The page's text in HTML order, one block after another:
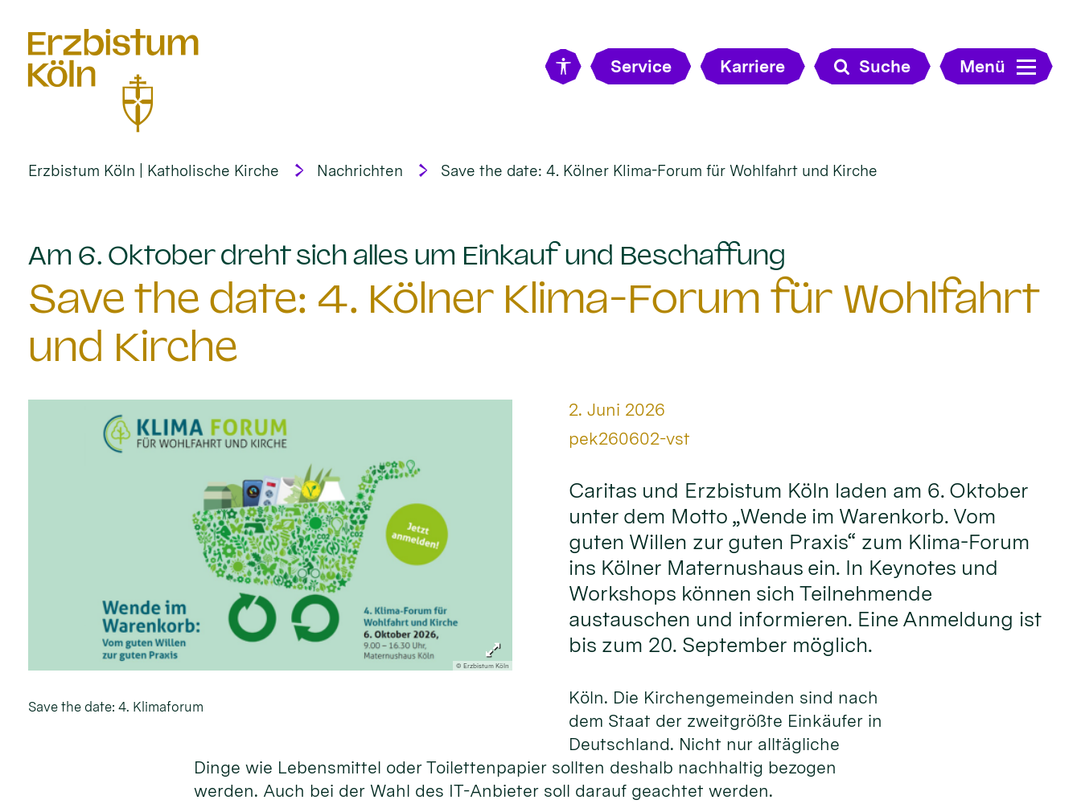
Service Karriere Suche Menü
Erzbistum Köln | Katholische Kirche Nachrichten Save the date: 4. Kölner Klima-Forum für Wohlfahrt und Kirche
Am 6. Oktober dreht sich alles um Einkauf und Beschaffung
Save the date: 4. Kölner Klima-Forum für Wohlfahrt
und Kirche
© Erzbistum Köln
Save the date: 4. Klimaforum
Datum:
2. Juni 2026
Von:
pek260602-vst
Caritas und Erzbistum Köln laden am 6. Oktober
unter dem Motto „Wende im Warenkorb. Vom
guten Willen zur guten Praxis“ zum Klima-Forum
ins Kölner Maternushaus ein. In Keynotes und
Workshops können sich Teilnehmende
austauschen und informieren. Eine Anmeldung ist
bis zum 20. September möglich.
Köln. Die Kirchengemeinden sind nach
dem Staat der zweitgrößte Einkäufer in
Deutschland. Nicht nur alltägliche
Dinge wie Lebensmittel oder Toilettenpapier sollten deshalb nachhaltig bezogen
werden. Auch bei der Wahl des IT-Anbieter soll darauf geachtet werden.